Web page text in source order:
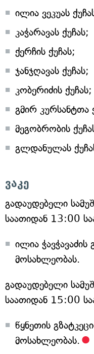
ილია ვეკუას
კაჭარავას ქუჩას;
ქერჩის ქუჩას;
ჯანჯღავას ქუჩას;
კობერიძის ქუჩას;
გმირ კურსანტთა
მეგობრობის
გლდანულას
ვაკე
გადაუდებელი
საათიდან 13:00
ილია
მოსახლეობას.
გადაუდებელი
საათიდან 15:00
წყნეთის
მოსახლეობას.